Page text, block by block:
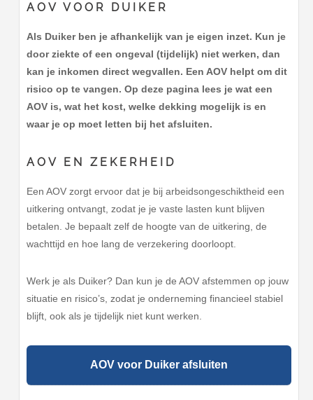
AOV VOOR DUIKER
Als Duiker ben je afhankelijk van je eigen inzet. Kun je
door ziekte of een ongeval (tijdelijk) niet werken, dan
kan je inkomen direct wegvallen. Een AOV helpt om dit
risico op te vangen. Op deze pagina lees je wat een
AOV is, wat het kost, welke dekking mogelijk is en
waar je op moet letten bij het afsluiten.
AOV EN ZEKERHEID
Een AOV zorgt ervoor dat je bij arbeidsongeschiktheid een
uitkering ontvangt, zodat je je vaste lasten kunt blijven
betalen. Je bepaalt zelf de hoogte van de uitkering, de
wachttijd en hoe lang de verzekering doorloopt.
Werk je als Duiker? Dan kun je de AOV afstemmen op jouw
situatie en risico’s, zodat je onderneming financieel stabiel
blijft, ook als je tijdelijk niet kunt werken.
AOV voor Duiker afsluiten